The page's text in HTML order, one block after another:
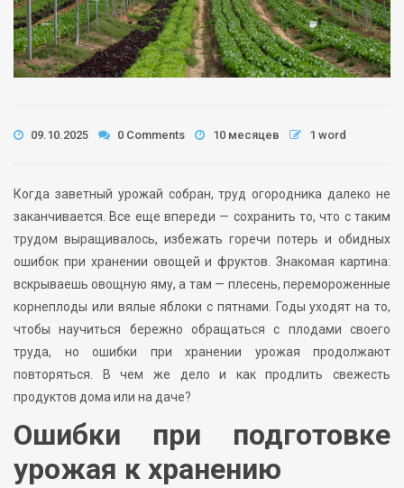
09.10.2025 0 Comments 10 месяцев 1 word
Когда заветный урожай собран, труд огородника далеко не
заканчивается. Все еще впереди — сохранить то, что с таким
трудом выращивалось, избежать горечи потерь и обидных
ошибок при хранении овощей и фруктов. Знакомая картина:
вскрываешь овощную яму, а там — плесень, перемороженные
корнеплоды или вялые яблоки с пятнами. Годы уходят на то,
чтобы научиться бережно обращаться с плодами своего
труда, но ошибки при хранении урожая продолжают
повторяться. В чем же дело и как продлить свежесть
продуктов дома или на даче?
Ошибки при подготовке
урожая к хранению